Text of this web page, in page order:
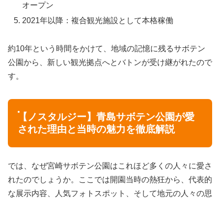
オープン
2021年以降：複合観光施設として本格稼働
約10年という時間をかけて、地域の記憶に残るサボテン
公園から、新しい観光拠点へとバトンが受け継がれたので
す。
【ノスタルジー】青島サボテン公園が愛
された理由と当時の魅力を徹底解説
では、なぜ宮崎サボテン公園はこれほど多くの人々に愛さ
れたのでしょうか。ここでは開園当時の熱狂から、代表的
な展示内容、人気フォトスポット、そして地元の人々の思